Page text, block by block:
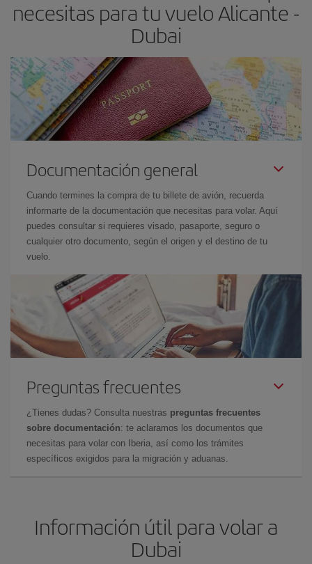
necesitas para tu vuelo Alicante -
Dubai
Documentación general
Cuando termines la compra de tu billete de avión, recuerda
informarte de la documentación que necesitas para volar. Aquí
puedes consultar si requieres visado, pasaporte, seguro o
cualquier otro documento, según el origen y el destino de tu
vuelo.
Preguntas frecuentes
¿Tienes dudas? Consulta nuestras preguntas frecuentes
sobre documentación: te aclaramos los documentos que
necesitas para volar con Iberia, así como los trámites
específicos exigidos para la migración y aduanas.
Información útil para volar a
Dubai